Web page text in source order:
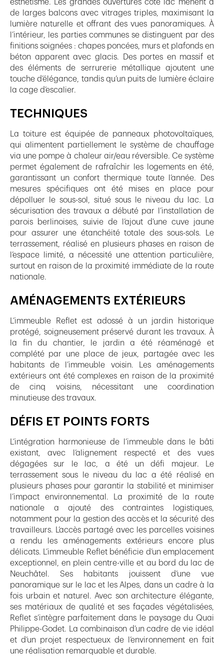
esthétisme. Les grandes ouvertures côté lac mènent à
de larges balcons avec vitrages triples, maximisant la
lumière naturelle et offrant des vues panoramiques. À
l’intérieur, les parties communes se distinguent par des
finitions soignées : chapes poncées, murs et plafonds en
béton apparent avec glacis. Des portes en massif et
des éléments de serrurerie métallique ajoutent une
touche d’élégance, tandis qu’un puits de lumière éclaire
la cage d’escalier.
TECHNIQUES
La toiture est équipée de panneaux photovoltaïques,
qui alimentent partiellement le système de chauffage
via une pompe à chaleur air/eau réversible. Ce système
permet également de rafraîchir les logements en été,
garantissant un confort thermique toute l’année. Des
mesures spécifiques ont été mises en place pour
dépolluer le sous-sol, situé sous le niveau du lac. La
sécurisation des travaux a débuté par l’installation de
parois berlinoises, suivie de l’ajout d’une cuve jaune
pour assurer une étanchéité totale des sous-sols. Le
terrassement, réalisé en plusieurs phases en raison de
l’espace limité, a nécessité une attention particulière,
surtout en raison de la proximité immédiate de la route
nationale.
AMÉNAGEMENTS EXTÉRIEURS
L’immeuble Reflet est adossé à un jardin historique
protégé, soigneusement préservé durant les travaux. À
la fin du chantier, le jardin a été réaménagé et
complété par une place de jeux, partagée avec les
habitants de l’immeuble voisin. Les aménagements
extérieurs ont été complexes en raison de la proximité
de cinq voisins, nécessitant une coordination
minutieuse des travaux.
DÉFIS ET POINTS FORTS
L’intégration harmonieuse de l’immeuble dans le bâti
existant, avec l’alignement respecté et des vues
dégagées sur le lac, a été un défi majeur. Le
terrassement sous le niveau du lac a été réalisé en
plusieurs phases pour garantir la stabilité et minimiser
l’impact environnemental. La proximité de la route
nationale a ajouté des contraintes logistiques,
notamment pour la gestion des accès et la sécurité des
travailleurs. L’accès partagé avec les parcelles voisines
a rendu les aménagements extérieurs encore plus
délicats. L’immeuble Reflet bénéficie d’un emplacement
exceptionnel, en plein centre-ville et au bord du lac de
Neuchâtel. Ses habitants jouissent d’une vue
panoramique sur le lac et les Alpes, dans un cadre à la
fois urbain et naturel. Avec son architecture élégante,
ses matériaux de qualité et ses façades végétalisées,
Reflet s’intègre parfaitement dans le paysage du Quai
Philippe-Godet. La combinaison d’un cadre de vie idéal
et d’un projet respectueux de l’environnement en fait
une réalisation remarquable et durable.